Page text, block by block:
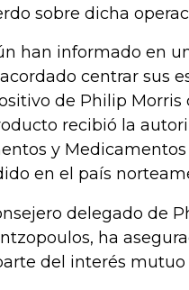
sobre dicha
han informado en
centrar sus
de Philip
recibió la
y Medicamentos
en el país
delegado de
ha
del interés